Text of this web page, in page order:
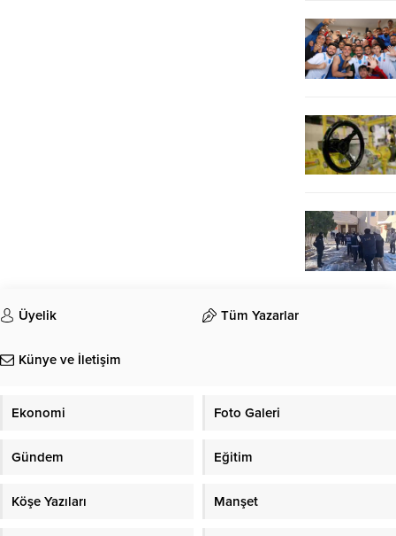
Üyelik Tüm Yazarlar
Künye ve İletişim
Ekonomi Foto Galeri
Gündem Eğitim
Köşe Yazıları Manşet